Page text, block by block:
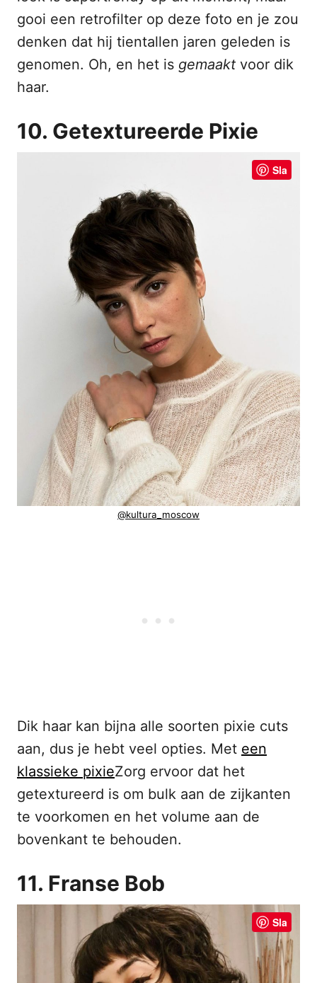
gooi een retrofilter op deze foto en je zou
denken dat hij tientallen jaren geleden is
genomen. Oh, en het is gemaakt voor dik
haar.
10. Getextureerde Pixie
Sla
@kultura_moscow
Dik haar kan bijna alle soorten pixie cuts
aan, dus je hebt veel opties. Met een
klassieke pixieZorg ervoor dat het
getextureerd is om bulk aan de zijkanten
te voorkomen en het volume aan de
bovenkant te behouden.
11. Franse Bob
Sla